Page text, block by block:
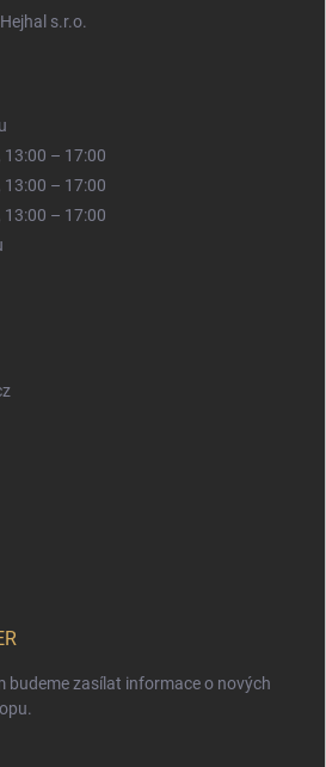
s.r.o.
13:00 – 17:00
13:00 – 17:00
13:00 – 17:00
budeme zasílat informace o nových